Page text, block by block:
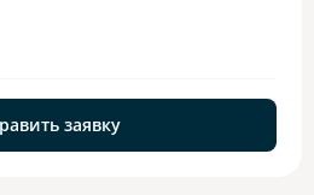
заявку